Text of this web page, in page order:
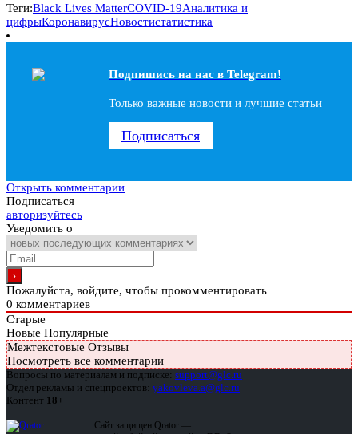
Теги:Black Lives MatterCOVID-19Аналитика и
цифрыКоронавирусНовостистатистика
Подпишись на наc в Telegram!
Только важные новости и лучшие статьи
Подписаться
Открыть комментарии
Подписаться
авторизуйтесь
Уведомить о
Пожалуйста, войдите, чтобы прокомментировать
0 комментариев
Старые
Новые Популярные
Межтекстовые Отзывы
Посмотреть все комментарии
Вопросы по материалам и подписке: support@glc.ru
Отдел рекламы и спецпроектов: yakovleva.a@glc.ru
Контент 18+
Сайт защищен Qrator —